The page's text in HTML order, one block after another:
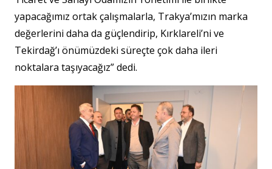
yapacağımız ortak çalışmalarla, Trakya’mızın marka
değerlerini daha da güçlendirip, Kırklareli’ni ve
Tekirdağ’ı önümüzdeki süreçte çok daha ileri
noktalara taşıyacağız” dedi.